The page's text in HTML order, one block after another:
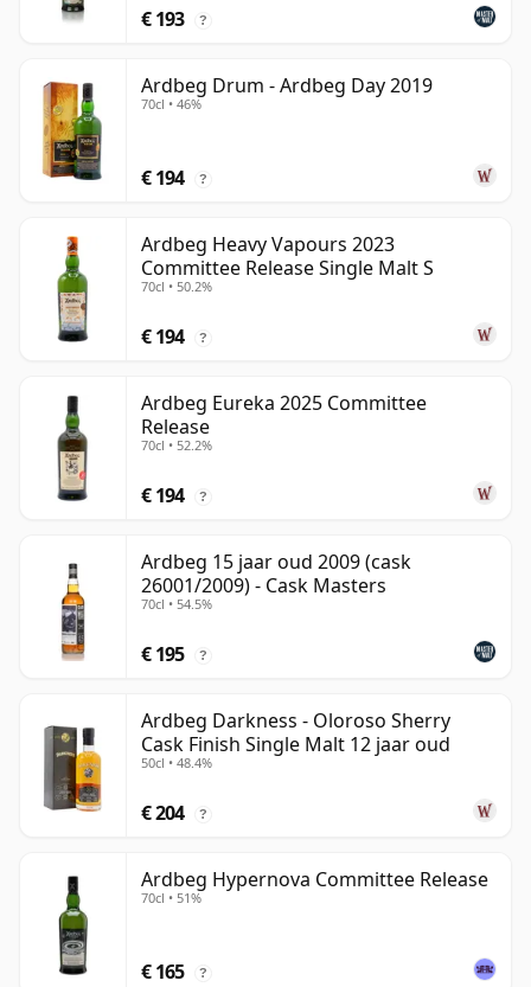
€ 193 ?
Ardbeg Drum - Ardbeg Day 2019
70cl • 46%
€ 194 ?
Ardbeg Heavy Vapours 2023
Committee Release Single Malt S
70cl • 50.2%
€ 194 ?
Ardbeg Eureka 2025 Committee
Release
70cl • 52.2%
€ 194 ?
Ardbeg 15 jaar oud 2009 (cask
26001/2009) - Cask Masters
70cl • 54.5%
€ 195 ?
Ardbeg Darkness - Oloroso Sherry
Cask Finish Single Malt 12 jaar oud
50cl • 48.4%
€ 204 ?
Ardbeg Hypernova Committee Release
70cl • 51%
€ 165 ?